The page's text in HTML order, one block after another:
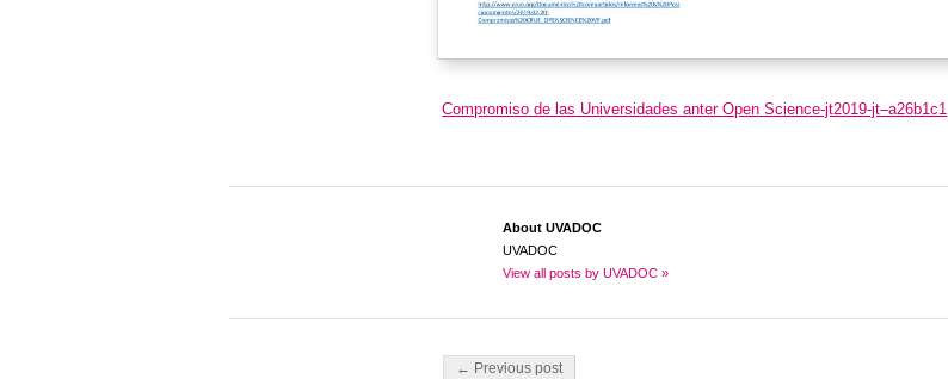
Compromiso de las Universidades anter Open Science-jt2019-jt–a26b1c1
About UVADOC
UVADOC
View all posts by UVADOC »
Post navigation
← Previous post